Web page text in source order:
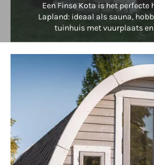
Een Finse Kota is het
Lapland: ideaal als sauna,
tuinhuis met vuurplaats en